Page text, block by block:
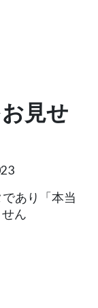
見せ
あり「本当
ん